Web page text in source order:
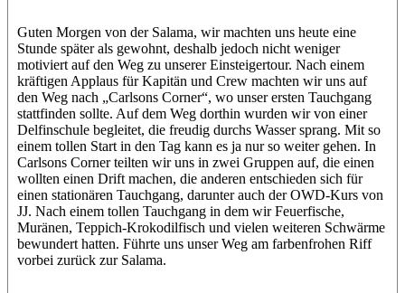
Guten Morgen von der Salama, wir machten uns heute eine
Stunde später als gewohnt, deshalb jedoch nicht weniger
motiviert auf den Weg zu unserer Einsteigertour. Nach einem
kräftigen Applaus für Kapitän und Crew machten wir uns auf
den Weg nach „Carlsons Corner“, wo unser ersten Tauchgang
stattfinden sollte. Auf dem Weg dorthin wurden wir von einer
Delfinschule begleitet, die freudig durchs Wasser sprang. Mit so
einem tollen Start in den Tag kann es ja nur so weiter gehen. In
Carlsons Corner teilten wir uns in zwei Gruppen auf, die einen
wollten einen Drift machen, die anderen entschieden sich für
einen stationären Tauchgang, darunter auch der OWD-Kurs von
JJ. Nach einem tollen Tauchgang in dem wir Feuerfische,
Muränen, Teppich-Krokodilfisch und vielen weiteren Schwärme
bewundert hatten. Führte uns unser Weg am farbenfrohen Riff
vorbei zurück zur Salama.